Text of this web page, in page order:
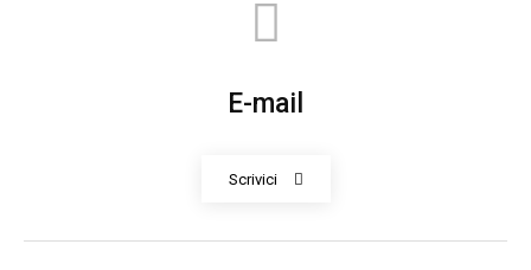
E-mail
Scrivici